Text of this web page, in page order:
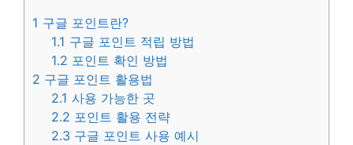
1 구글 포인트란?
1.1 구글 포인트 적립 방법
1.2 포인트 확인 방법
2 구글 포인트 활용법
2.1 사용 가능한 곳
2.2 포인트 활용 전략
2.3 구글 포인트 사용 예시